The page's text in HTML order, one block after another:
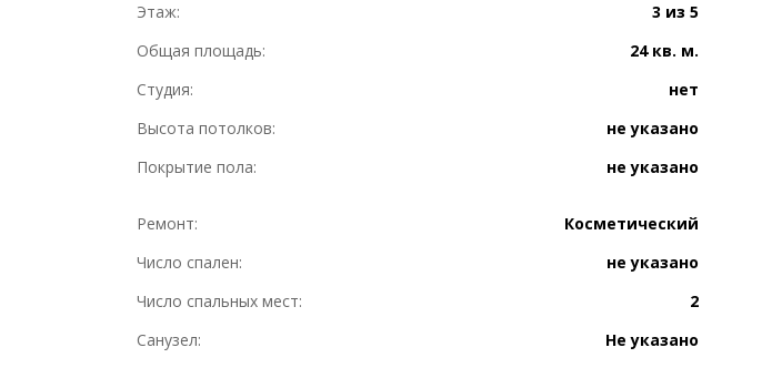
Этаж:
3 из 5
Общая площадь:
24 кв. м.
Студия:
нет
Высота потолков:
не указано
Покрытие пола:
не указано
Ремонт: Косметический
Число спален:
не указано
Число спальных мест:
2
Санузел:
Не указано